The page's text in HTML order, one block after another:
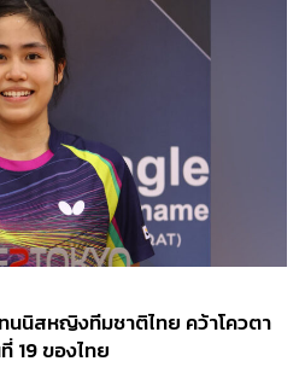
นนิสหญิงทีมชาติไทย คว้าโควตา
19 ของไทย